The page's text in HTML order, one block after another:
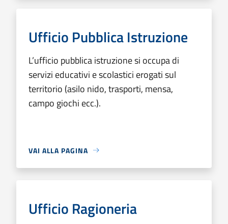
Ufficio Pubblica Istruzione
L’ufficio pubblica istruzione si occupa di
servizi educativi e scolastici erogati sul
territorio (asilo nido, trasporti, mensa,
campo giochi ecc.).
VAI ALLA PAGINA
Ufficio Ragioneria